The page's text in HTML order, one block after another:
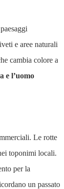
e aree naturali
cambia colore a
e l’uomo
Le rotte
toponimi locali.
per la
un passato